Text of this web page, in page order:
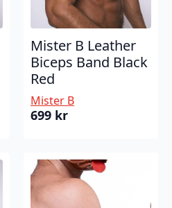
Mister B Leather
Biceps Band Black
Red
Mister B
699 kr